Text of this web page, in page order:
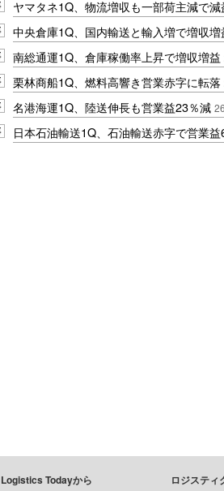
ヤマタネ1Q、物流増収も一部荷主減で減
中央倉庫1Q、国内輸送と輸入増で増収増
南総通運1Q、倉庫稼働率上昇で増収増益
栗林商船1Q、燃料高響き営業赤字に転落
名港海運1Q、陸送伸長も営業益23％減
日本石油輸送1Q、石油輸送赤字で営業
Logistics Todayから ロジスティ